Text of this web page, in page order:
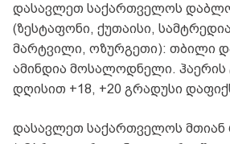
დასავლეთ საქართველოს
(ზესტაფონი, ქუთაისი,
მარტვილი, ოზურგეთი): თბილი
ამინდია მოსალოდნელი. ჰაერის
დღისით +18, +20 გრადუსი
დასავლეთ საქართველოს მთიან